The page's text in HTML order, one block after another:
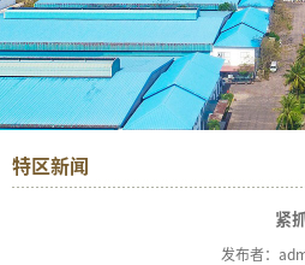
特区新闻
紧
发布者：